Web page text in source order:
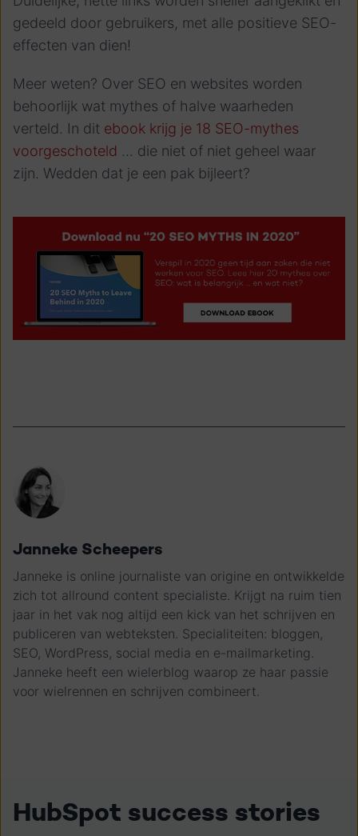
gedeeld door gebruikers, met alle positieve SEO-
effecten van dien!
Meer weten? Over SEO en websites worden
behoorlijk wat mythes of halve waarheden
verteld. In dit ebook krijg je 18 SEO-mythes
voorgeschoteld ... die niet of niet geheel waar
zijn. Wedden dat je een pak bijleert?
Janneke Scheepers
Janneke is online journaliste van origine en ontwikkelde
zich tot allround content specialiste. Krijgt na ruim tien
jaar in het vak nog altijd een kick van het schrijven en
publiceren van webteksten. Specialiteiten: bloggen,
SEO, WordPress, social media en e-mailmarketing.
Janneke heeft een wielerblog waarop ze haar passie
voor wielrennen en schrijven combineert.
HubSpot success stories